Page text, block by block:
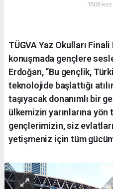
1508
TÜGVA Yaz Okulları Finali
konuşmada gençlere
Erdoğan, “Bu gençlik,
teknolojide başlattığı
taşıyacak donanımlı bir
ülkemizin yarınlarına
gençlerimizin, siz
yetişmeniz için tüm